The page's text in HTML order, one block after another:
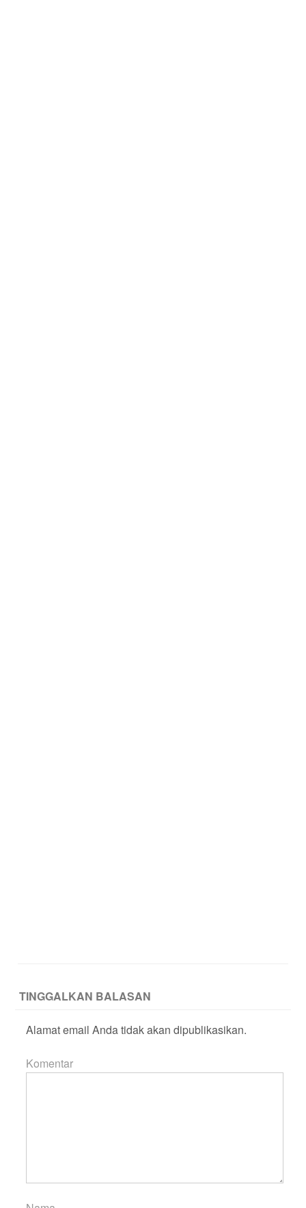
TINGGALKAN BALASAN
Alamat email Anda tidak akan dipublikasikan.
Komentar